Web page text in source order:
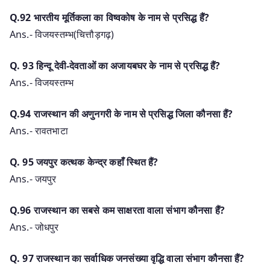
Q.92 भारतीय मूर्तिकला का विष्वकोष के नाम से प्रसिद्ध हैं?
Ans.- विजयस्तम्भ(चित्तौड़गढ़)
Q. 93 हिन्दू देवी-देवताओं का अजायबघर के नाम से प्रसिद्ध हैं?
Ans.- विजयस्तम्भ
Q.94 राजस्थान की अणुनगरी के नाम से प्रसिद्ध जिला कौनसा हैं?
Ans.- रावतभाटा
Q. 95 जयपुर कत्थक केन्द्र कहाँ स्थित हैं?
Ans.- जयपुर
Q.96 राजस्थान का सबसे कम साक्षरता वाला संभाग कौनसा हैं?
Ans.- जोधपुर
Q. 97 राजस्थान का सर्वाधिक जनसंख्या वृद्धि वाला संभाग कौनसा हैं?